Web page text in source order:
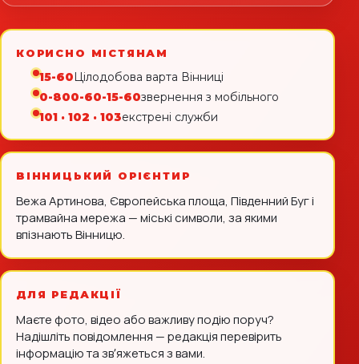
КОРИСНО МІСТЯНАМ
15-60 Цілодобова варта Вінниці
0-800-60-15-60звернення з мобільного
101 · 102 · 103екстрені служби
ВІННИЦЬКИЙ ОРІЄНТИР
Вежа Артинова, Європейська площа, Південний Буг і
трамвайна мережа — міські символи, за якими
впізнають Вінницю.
ДЛЯ РЕДАКЦІЇ
Маєте фото, відео або важливу подію поруч?
Надішліть повідомлення — редакція перевірить
інформацію та звʼяжеться з вами.